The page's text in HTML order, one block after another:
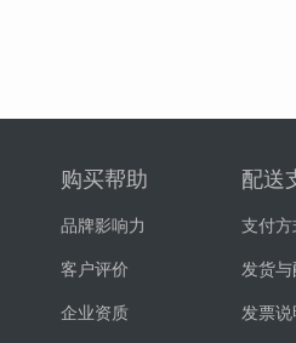
购买帮助
品牌影响力
客户评价
企业资质
配送
支付方
发货
发票说